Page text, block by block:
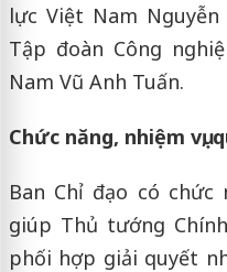
lực Việt Nam
Tập đoàn Công
Nam Vũ Anh Tuấn.
Chức năng, nhiệm vụ,
Ban Chỉ đạo có
giúp Thủ tướng
phối hợp giải quyết